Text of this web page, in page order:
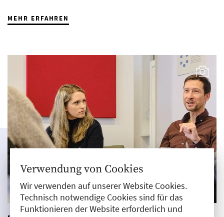
Verwendung von Cookies
Wir verwenden auf unserer Website Cookies.
Technisch notwendige Cookies sind für das
Funktionieren der Website erforderlich und
MEHR ERFAHREN